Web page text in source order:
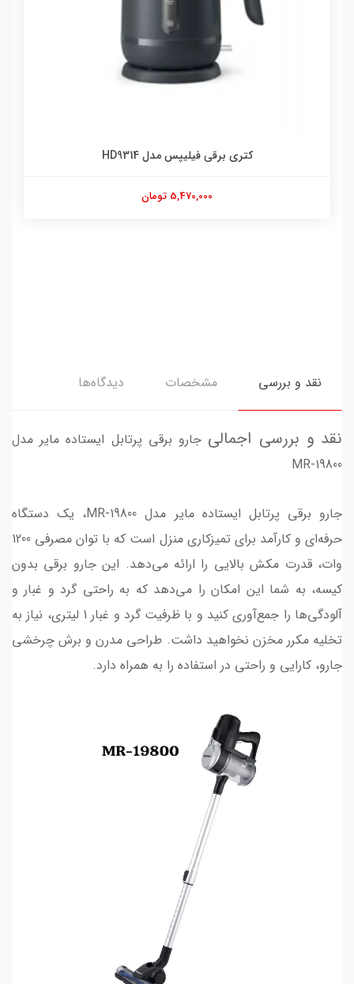
کتری برقی فیلیپس مدل HD9314
5,470,000 تومان
نقد و بررسی مشخصات دیدگاه‌ها
نقد و بررسی اجمالی جارو برقی پرتابل ایستاده ماير مدل
MR-19800
جارو برقی پرتابل ایستاده ماير مدل MR-19800، یک دستگاه
حرفه‌ای و کارآمد برای تمیزکاری منزل است که با توان مصرفی 1200
وات، قدرت مکش بالایی را ارائه می‌دهد. این جارو برقی بدون
کیسه، به شما این امکان را می‌دهد که به راحتی گرد و غبار و
آلودگی‌ها را جمع‌آوری کنید و با ظرفیت گرد و غبار 1 لیتری، نیاز به
تخلیه مکرر مخزن نخواهید داشت. طراحی مدرن و برش چرخشی
جارو، کارایی و راحتی در استفاده را به همراه دارد.